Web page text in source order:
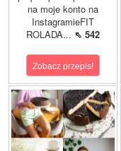
na moje konto na
InstagramieFIT
ROLADA... ⇖ 542
Zobacz przepis!